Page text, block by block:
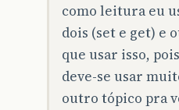
como leitura eu
dois (set e get) e
que usar isso,
deve-se usar
outro tópico pra